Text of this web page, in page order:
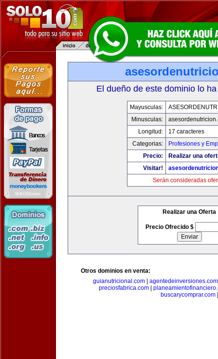
El dueño de este dominio lo
Mayusculas:
Minusculas:
Longitud:
17 caracteres
Categorias:
Profesiones y
Precio:
Realizar una
Visitar!
Serán consideradas
Realizar una Oferta
Precio Ofrecido $
Otros dominios en venta:
guianutricional.com
agentedeinversiones.com
preciosfabrica.com|
buscarycomprar.com|